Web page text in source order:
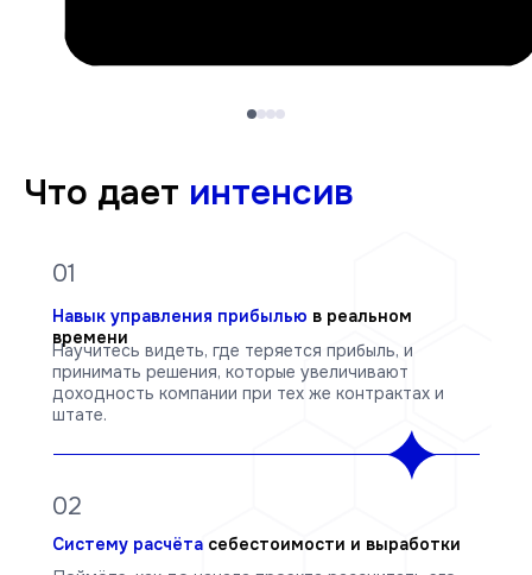
Что дает интенсив
02
01
Научитесь видеть, где теряется прибыль, и
принимать решения, которые увеличивают
доходность компании при тех же контрактах и
штате.
Систему расчёта себестоимости и выработки
Навык управления прибылью в реальном
времени